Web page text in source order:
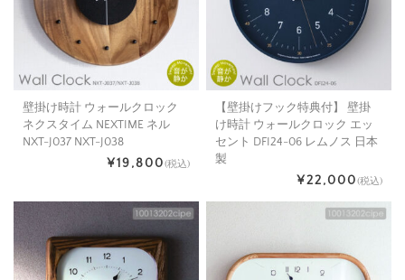
壁掛け時計 ウォールクロック
ネクスタイム NEXTIME ネル
NXT-J037 NXT-J038
¥19,800(税込)
【壁掛けフック特典付】 壁掛
け時計 ウォールクロック エッ
セント DFI24-06 レムノス 日本
製
¥22,000(税込)